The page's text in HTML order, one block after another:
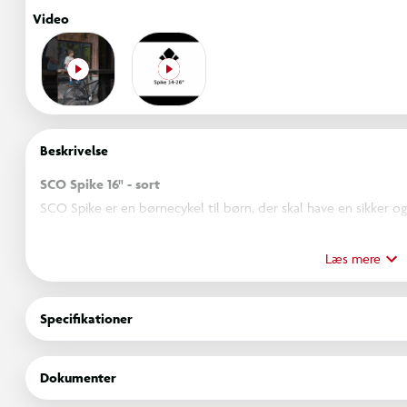
Video
Beskrivelse
SCO Spike 16" - sort
SCO Spike er en børnecykel til børn, der skal have en sikker
De 16” hjul med refleksdæk giver god balance og synlighed,
bagpå gør det nemt for barnet at bremse sikkert. Cyklen har
Cyklen leveres med støttefod og ringklokke, så den er klar til
Læs mere
Specifikationer
Dokumenter